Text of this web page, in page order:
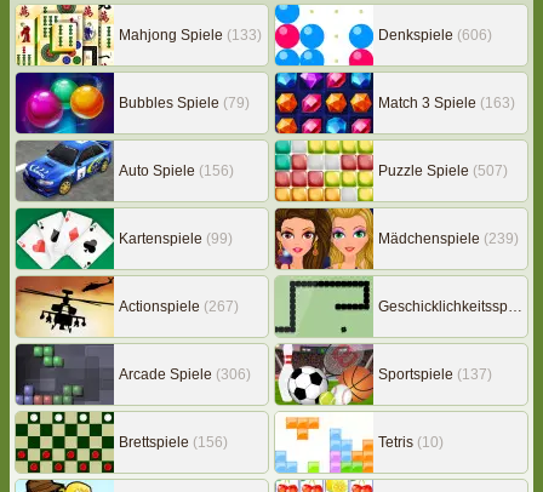
Mahjong Spiele (133) Denkspiele (606)
Bubbles Spiele (79) Match 3 Spiele (163)
Auto Spiele (156) Puzzle Spiele (507)
Kartenspiele (99) Mädchenspiele (239)
Actionspiele (267) Geschicklichkeitsspiele
Arcade Spiele (306) Sportspiele (137)
Brettspiele (156) Tetris (10)